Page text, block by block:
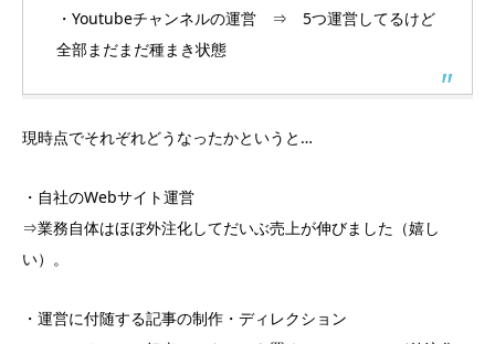
・Youtubeチャンネルの運営 ⇒ 5つ運営してるけど
全部まだまだ種まき状態
現時点でそれぞれどうなったかというと…
・自社のWebサイト運営
⇒業務自体はほぼ外注化してだいぶ売上が伸びました（嬉し
い）。
・運営に付随する記事の制作・ディレクション